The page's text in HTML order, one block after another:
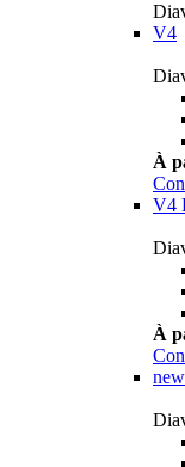
V4
À
V4
À
new